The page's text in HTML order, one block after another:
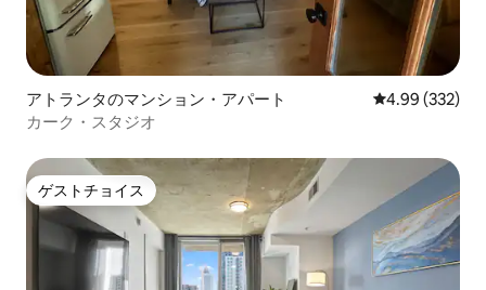
アトランタのマンション・アパート レビュー332
4.99 (332)
カーク・スタジオ
ゲストチョイス
ゲストチョイス